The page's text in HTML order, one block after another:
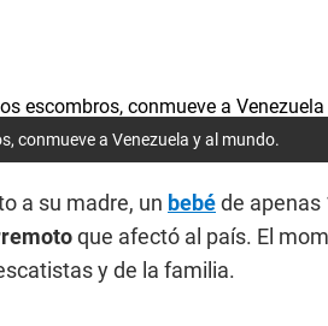
conmueve a Venezuela y al mundo.
a su madre, un bebéde apenas
que afectó al país. El
y de la familia.